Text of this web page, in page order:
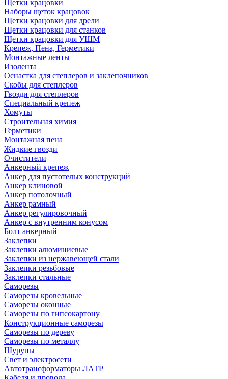
Щетки крацовки
Наборы щеток крацовок
Щетки крацовки для дрели
Щетки крацовки для станков
Щетки крацовки для УШМ
Крепеж, Пена, Герметики
Монтажные ленты
Изолента
Оснастка для степлеров и заклепочников
Скобы для степлеров
Гвозди для степлеров
Специальный крепеж
Хомуты
Строительная химия
Герметики
Монтажная пена
Жидкие гвозди
Очистители
Анкерный крепеж
Анкер для пустотелых конструкций
Анкер клиновой
Анкер потолочный
Анкер рамный
Анкер регулировочный
Анкер с внутренним конусом
Болт анкерный
Заклепки
Заклепки алюминиевые
Заклепки из нержавеющей стали
Заклепки резьбовые
Заклепки стальные
Саморезы
Саморезы кровельные
Саморезы оконные
Саморезы по гипсокартону
Конструкционные саморезы
Саморезы по дереву
Саморезы по металлу
Шурупы
Свет и электросети
Автотрансформаторы ЛАТР